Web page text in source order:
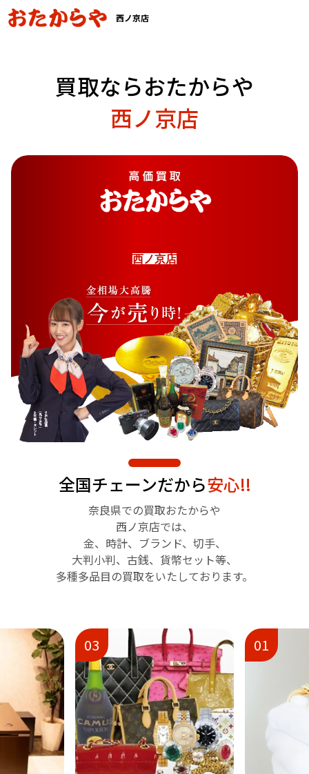
西ノ京店
買取ならおたからや
西ノ京店
西ノ京店
全国チェーンだから安心!!
奈良県での買取おたからや
西ノ京店では、
金、時計、ブランド、切手、
大判小判、古銭、貨幣セット等、
多種多品目の買取をいたしております。
01 02